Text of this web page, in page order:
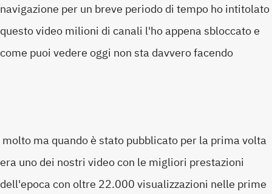
navigazione per un breve periodo di tempo ho intitolato
questo video milioni di canali l'ho appena sbloccato e
come puoi vedere oggi non sta davvero facendo
molto ma quando è stato pubblicato per la prima volta
era uno dei nostri video con le migliori prestazioni
dell'epoca con oltre 22.000 visualizzazioni nelle prime